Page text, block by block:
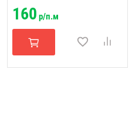
160 р/п.м